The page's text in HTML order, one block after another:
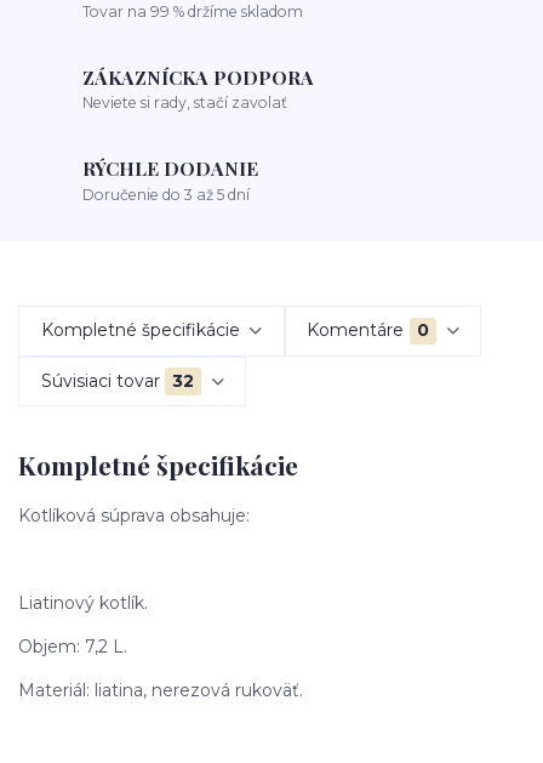
Tovar na 99 % držíme skladom
ZÁKAZNÍCKA PODPORA
Neviete si rady, stačí zavolať
RÝCHLE DODANIE
Doručenie do 3 až 5 dní
Kompletné špecifikácie Komentáre 0
Súvisiaci tovar 32
Kompletné špecifikácie
Kotlíková súprava obsahuje:
Liatinový kotlík.
Objem: 7,2 L.
Materiál: liatina, nerezová rukoväť.